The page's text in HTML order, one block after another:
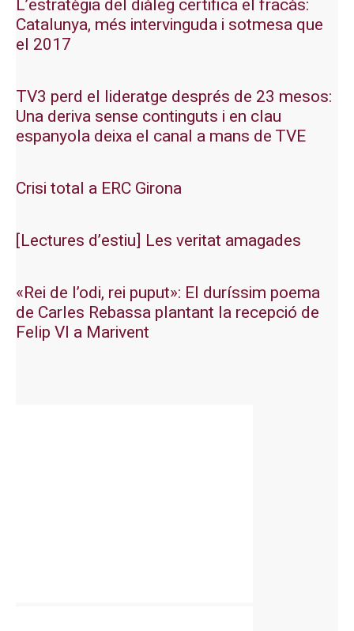
L’estratègia del diàleg certifica el fracàs:
Catalunya, més intervinguda i sotmesa que
el 2017
TV3 perd el lideratge després de 23 mesos:
Una deriva sense continguts i en clau
espanyola deixa el canal a mans de TVE
Crisi total a ERC Girona
[Lectures d’estiu] Les veritat amagades
«Rei de l’odi, rei puput»: El duríssim poema
de Carles Rebassa plantant la recepció de
Felip VI a Marivent